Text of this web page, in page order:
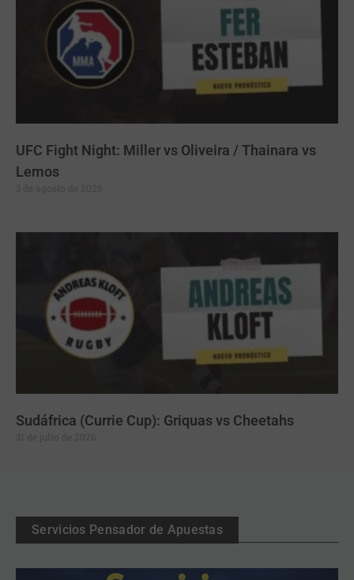
UFC Fight Night: Miller vs Oliveira / Thainara vs
Lemos
Sudáfrica (Currie Cup): Griquas vs Cheetahs
Servicios Pensador de Apuestas